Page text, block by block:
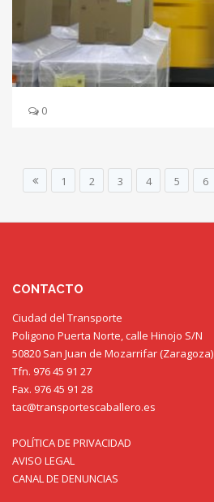
0
1 2 3 4 5 6
CONTACTO
Ciudad del Transporte
Poligono Puerta Norte, calle Hinojo S/N
50820 San Juan de Mozarrifar (Zaragoza)
Tfn. 976 45 91 27
Fax. 976 45 91 28
tac@transportescaballero.es
POLÍTICA DE PRIVACIDAD
AVISO LEGAL
CANAL DE DENUNCIAS